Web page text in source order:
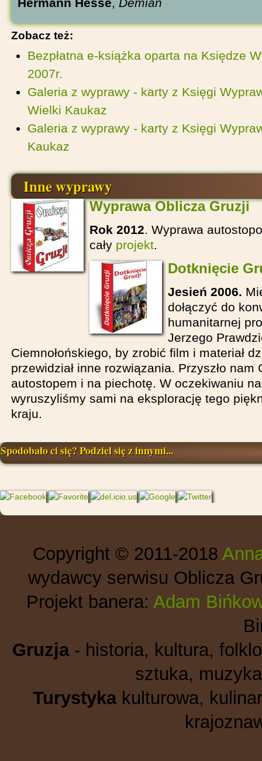
Zobacz też:
Bezpłatna e-książka oparta na Księdze
2007r.
Galeria z wyprawy - karty z Księgi
Wielki Kaukaz
Galeria z wyprawy - karty z Księgi
Kaukaz
Inne wyprawy
Wyprawa Oblicza Gruzji
Rok 2012. Wyprawa
cały projekt.
Dotknięcie
Jesień 2006.
dołączyć do
humanitarnej
Jerzego
Ciemnołońskiego, by zrobić film i materiał
przewidział inne rozwiązania. Przyszło nam
autostopem i na piechotę. W oczekiwaniu
wyruszyliśmy sami na eksplorację tego
kraju.
Spodobało ci się? Podziel się z innymi...
Copyright © 2011-2018
wydawcy serwisu Oblicza
Projekt banera: Adam
Gruzja- historia, kultura,
sztuka,
Turystykakulturowa,